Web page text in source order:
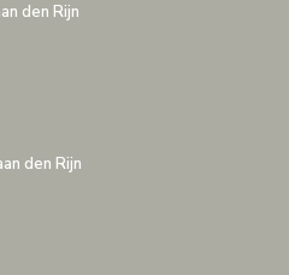
den Rijn
den Rijn